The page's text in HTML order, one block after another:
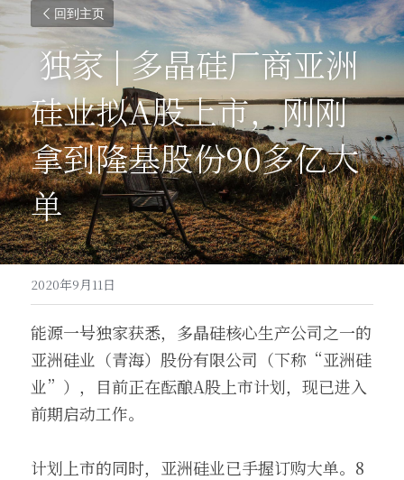
回到主页
硅业拟A股上市，刚刚
拿到隆基股份90多亿大
单
2020年9月11日
能源一号独家获悉，多晶硅核心生产公司之一的
亚洲硅业（青海）股份有限公司（下称“亚洲硅
业”），目前正在酝酿A股上市计划，现已进入
前期启动工作。
计划上市的同时，亚洲硅业已手握订购大单。8